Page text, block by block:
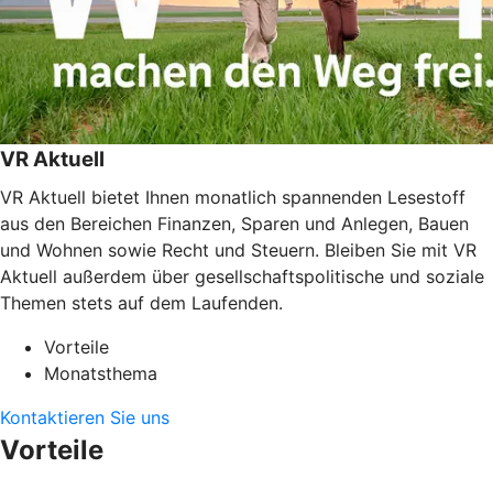
VR Aktuell
VR Aktuell bietet Ihnen monatlich spannenden Lesestoff
aus den Bereichen Finanzen, Sparen und Anlegen, Bauen
und Wohnen sowie Recht und Steuern. Bleiben Sie mit VR
Aktuell außerdem über gesellschaftspolitische und soziale
Themen stets auf dem Laufenden.
Vorteile
Monatsthema
Kontaktieren Sie uns
Vorteile